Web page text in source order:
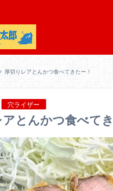
厚切りレアとんかつ食べてきたー！
穴ライザー
とんかつ食べて